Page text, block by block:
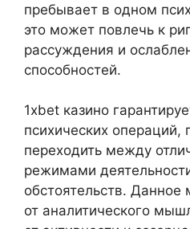
пребывает в одном
это может повлечь к
рассуждения и
способностей.
1xbet казино
психических операций,
переходить между
режимами
обстоятельств.
от аналитического